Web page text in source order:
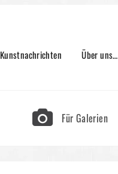
Kunstnachrichten Über uns…
Für Galerien